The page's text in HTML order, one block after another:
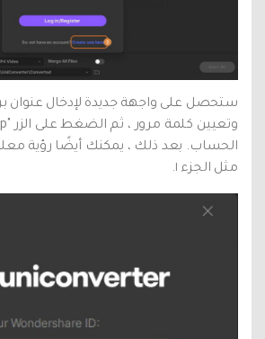
ستحصل على واجهة جديدة لإدخال عنوان
الحساب. بعد ذلك ، يمكنك أيضًا رؤية
مثل الجزء ١.